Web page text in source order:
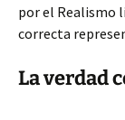
por el Realismo
correcta
La verdad